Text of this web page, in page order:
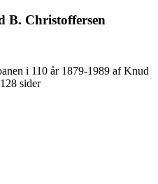
B. Christoffersen
i 110 år 1879-1989 af Knud
sider